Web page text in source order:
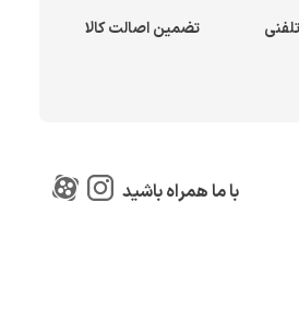
تضمین اصالت کالا
با ما همراه باشید